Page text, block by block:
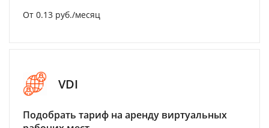
От 0.13 руб./месяц
VDI
Подобрать тариф на аренду виртуальных